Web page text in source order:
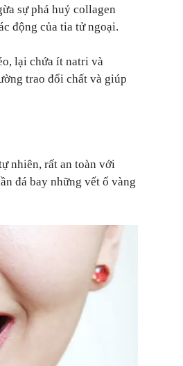
sự phá huỷ collagen
động của tia tử ngoại.
lại chứa ít natri và
trao đổi chất và giúp
nhiên, rất an toàn với
đá bay những vết ố vàng